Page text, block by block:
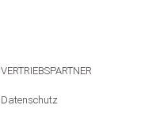
VERTRIEBSPARTNER
Datenschutz